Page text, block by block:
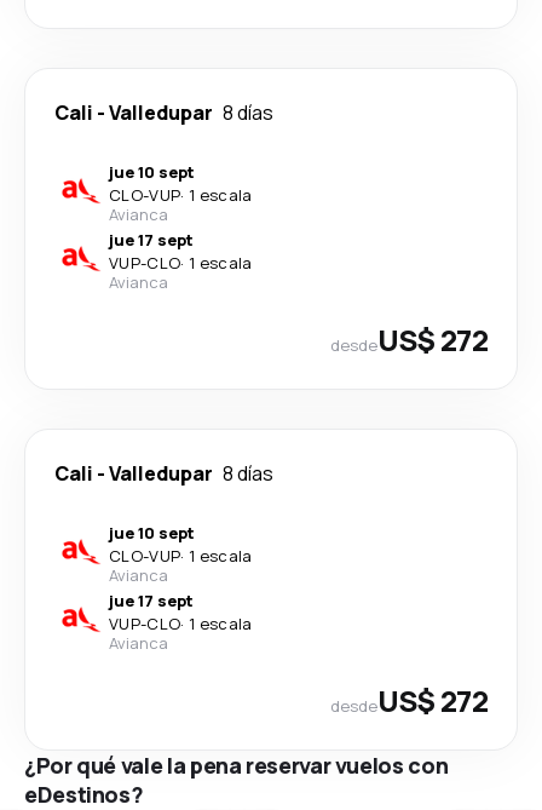
Cali -Valledupar 8 días
jue 10 sept
CLO-VUP· 1 escala
Avianca
jue 17 sept
VUP-CLO· 1 escala
Avianca
desdeUS$ 272
Cali -Valledupar 8 días
jue 10 sept
CLO-VUP· 1 escala
Avianca
jue 17 sept
VUP-CLO· 1 escala
Avianca
desdeUS$ 272
¿Por qué vale la pena reservar vuelos con
eDestinos?